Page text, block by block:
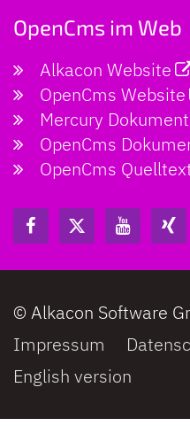
OpenCms im Web
Alkacon Website
OpenCms Website
Mercury
OpenCms
OpenCms
© Alkacon Software
Impressum
English version